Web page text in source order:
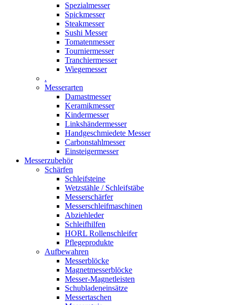
Spezialmesser
Spickmesser
Steakmesser
Sushi Messer
Tomatenmesser
Tourniermesser
Tranchiermesser
Wiegemesser
.
Messerarten
Damastmesser
Keramikmesser
Kindermesser
Linkshändermesser
Handgeschmiedete Messer
Carbonstahlmesser
Einsteigermesser
Messerzubehör
Schärfen
Schleifsteine
Wetzstähle / Schleifstäbe
Messerschärfer
Messerschleifmaschinen
Abziehleder
Schleifhilfen
HORL Rollenschleifer
Pflegeprodukte
Aufbewahren
Messerblöcke
Magnetmesserblöcke
Messer-Magnetleisten
Schubladeneinsätze
Messertaschen